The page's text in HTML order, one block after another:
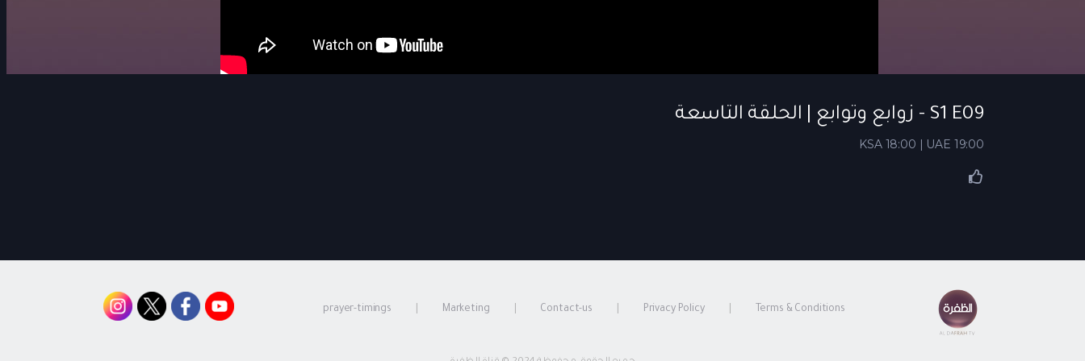
S1 E09 - زوابع وتوابع | الحلقة التاسعة
KSA 18:00 | UAE 19:00
Terms & Conditions
Privacy Policy
Contact-us
Marketing
prayer-timings